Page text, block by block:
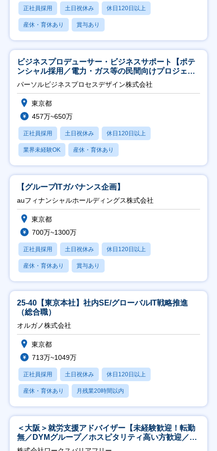
正社員採用 土日祝休み 休日120日以上
産休・育休あり 賞与あり
ビジネスプロデューサー・ビジネスサポート【ポテ
ンシャル採用／電力・ガス等の民間向けプロジェク
ト推進】
パーソルビジネスプロセスデザイン株式会社
東京都
457万~650万
正社員採用 土日祝休み 休日120日以上
業界未経験OK 産休・育休あり
【グループITガバナンス企画】
auフィナンシャルホールディングス株式会社
東京都
700万~1300万
正社員採用 土日祝休み 休日120日以上
産休・育休あり 賞与あり
25-40【東京本社】社内SE/グローバルIT戦略推進
（総合職）
オルガノ株式会社
東京都
713万~1049万
正社員採用 土日祝休み 休日120日以上
産休・育休あり 月残業20時間以内
＜大阪＞就労支援アドバイザー【未経験歓迎！転勤
無／DYMグループ／ホスピタリティ高い方歓迎／土
日祝】